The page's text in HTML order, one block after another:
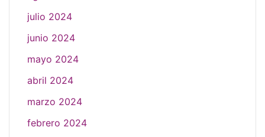
julio 2024
junio 2024
mayo 2024
abril 2024
marzo 2024
febrero 2024